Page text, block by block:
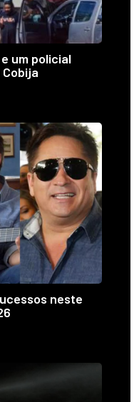
um policial
neste